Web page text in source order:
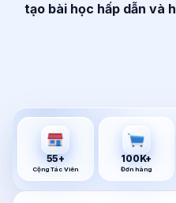
tạo bài học hấp dẫn và
55+
Cộng Tác Viên
100K+
Đơn hàng